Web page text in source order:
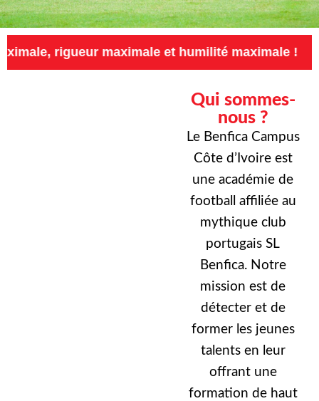
maximale et humilité maximale !
Qui sommes-
nous ?
Le Benfica Campus
Côte d’Ivoire est
une académie de
football affiliée au
mythique club
portugais SL
Benfica. Notre
mission est de
détecter et de
former les jeunes
talents en leur
offrant une
formation de haut